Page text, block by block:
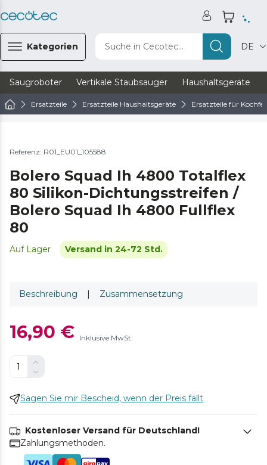
Kategorien Suche in Cecotec... DE
Saugroboter Vertikale Staubsauger Haushaltsgeräte
Ersatzteile Ersatzteile Haushaltsgeräte Ersatzteile für
Referenz: R01_EU01_105588
Bolero Squad Ih 4800 Totalflex
80 Silikon-Dichtungsstreifen /
Bolero Squad Ih 4800 Fullflex
80
Auf Lager Versand in 24-72 Std.
Beschreibung | Zusammensetzung
16,90 € Inklusive MwSt.
Sagen Sie mir Bescheid, wenn der Preis fällt
Kostenloser Versand für Deutschland!
Zahlungsmethoden.